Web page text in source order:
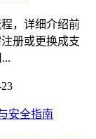
，详细介绍前
册或更换成支